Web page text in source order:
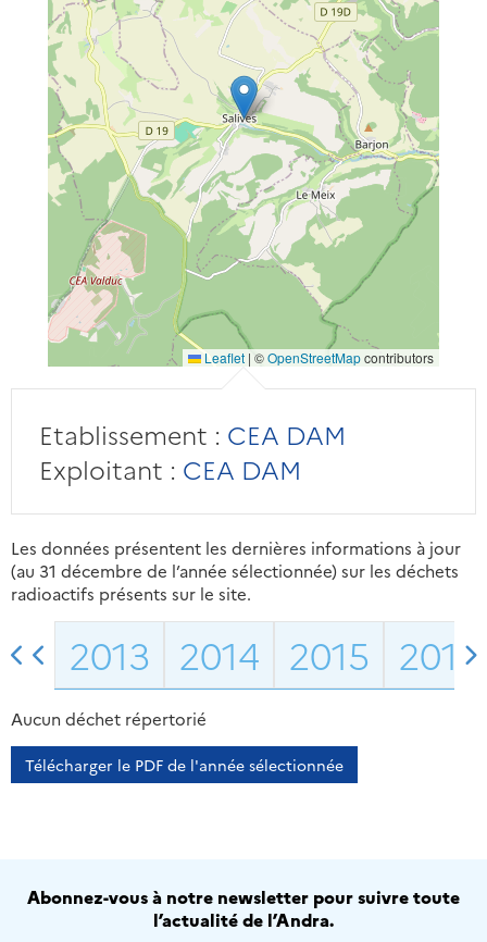
Leaflet | ©OpenStreetMapcontributors
Etablissement : CEA DAM
Exploitant : CEA DAM
Les données présentent les dernières informations à jour
(au 31 décembre de l’année sélectionnée) sur les déchets
radioactifs présents sur le site.
2013 2014 2015 2016
Aucun déchet répertorié
Télécharger le PDF de l'année sélectionnée
Abonnez-vous à notre newsletter pour suivre toute
l’actualité de l’Andra.